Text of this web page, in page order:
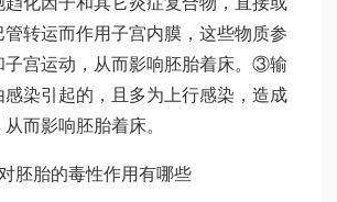
转运而作用子宫内膜，这些物质参
子宫运动，从而影响胚胎着床。③输
感染引起的，且多为上行感染，造成
而影响胚胎着床。
胚胎的毒性作用有哪些